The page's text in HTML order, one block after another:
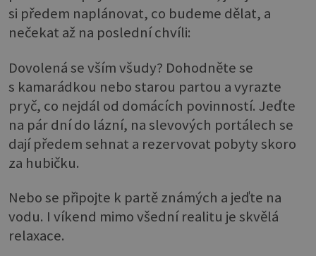
si předem naplánovat, co budeme dělat, a
nečekat až na poslední chvíli:
Dovolená se vším všudy? Dohodněte se
s kamarádkou nebo starou partou a vyrazte
pryč, co nejdál od domácích povinností. Jeďte
na pár dní do lázní, na slevových portálech se
dají předem sehnat a rezervovat pobyty skoro
za hubičku.
Nebo se připojte k partě známých a jeďte na
vodu. I víkend mimo všední realitu je skvělá
relaxace.